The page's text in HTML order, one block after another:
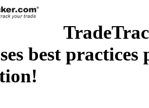
best